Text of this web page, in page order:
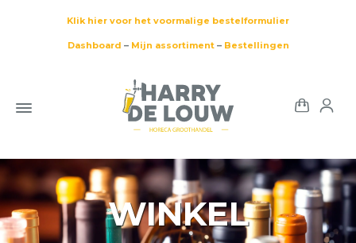
Klik hier voor het voormalige bestelformulier
Dashboard – Mijn assortiment– Bestellingen
WINKEL